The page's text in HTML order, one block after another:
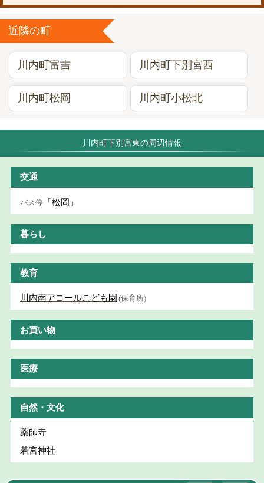
近隣の町
川内町富吉 川内町下別宮西
川内町松岡 川内町小松北
川内町下別宮東の周辺情報
交通
バス停 「松岡」
暮らし
教育
川内南アコールこども園 (保育所)
お買い物
医療
自然・文化
薬師寺
若宮神社